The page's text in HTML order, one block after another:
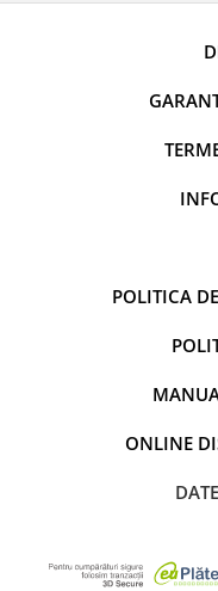
POLITICA
ONLINE